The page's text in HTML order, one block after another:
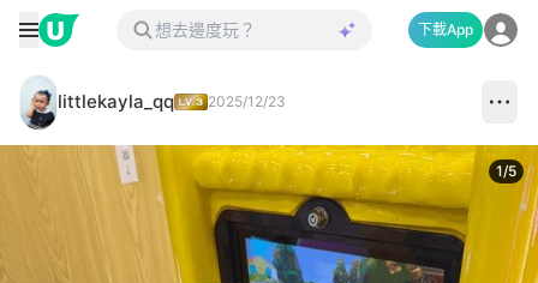
下載App
littlekayla_qq 2025/12/23
1/5